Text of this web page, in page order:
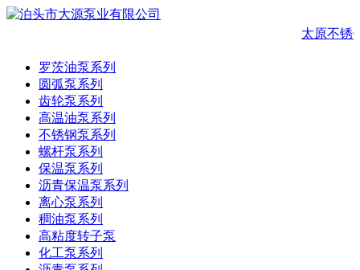
太原不锈
罗茨油泵系列
圆弧泵系列
齿轮泵系列
高温油泵系列
不锈钢泵系列
螺杆泵系列
保温泵系列
沥青保温泵系列
离心泵系列
稠油泵系列
高粘度转子泵
化工泵系列